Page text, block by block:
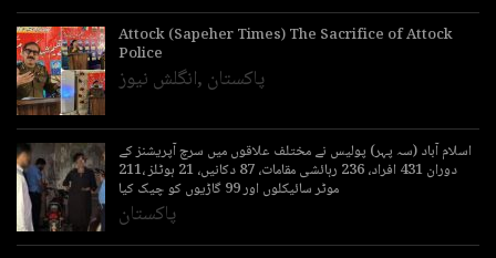
Attock (Sapeher Times) The Sacrifice of Attock
Police
انگلش نیوز, پاکستان
اسلام آباد (سہ پہر) پولیس نے مختلف علاقوں میں سرچ آپریشنز کے
دوران 431 افراد، 236 رہائشی مقامات، 87 دکانیں، 21 ہوٹلز ،211
موٹر سائیکلوں اور 99 گاڑیوں کو چیک کیا
پاکستان